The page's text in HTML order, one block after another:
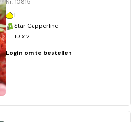
Nr. 10815
I
Star Capperline
10 x 2
Login om te bestellen